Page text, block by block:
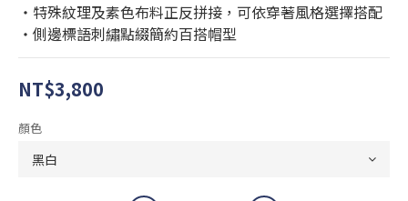
・特殊紋理及素色布料正反拼接，可依穿著風格選擇搭配
・側邊標語刺繡點綴簡約百搭帽型
NT$3,800
顏色